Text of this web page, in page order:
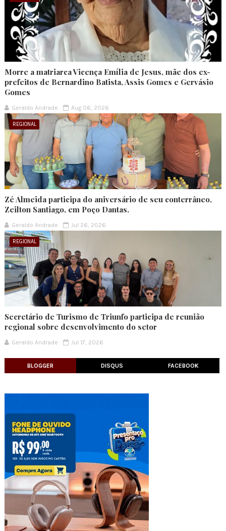
Morre a matriarca Vicença Emília de Jesus, mãe dos ex-
prefeitos de Bernardino Batista, Assis Gomes e Gervásio
Gomes
Geraldo Andrade Aug 06, 2026
REGIONAL
Zé Almeida participa do aniversário de seu conterrâneo,
Zeilton Santiago, em Poço Dantas.
Geraldo Andrade Jul 26, 2026
REGIONAL
Secretário de Turismo de Triunfo participa de reunião
regional sobre desenvolvimento do setor
Geraldo Andrade Jul 17, 2026
BLOGGER DISQUS FACEBOOK